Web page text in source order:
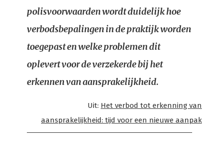
polisvoorwaarden wordt duidelijk hoe
verbodsbepalingen in de praktijk worden
toegepast en welke problemen dit
oplevert voor de verzekerde bij het
erkennen van aansprakelijkheid.
Uit: Het verbod tot erkenning van
aansprakelijkheid: tijd voor een nieuwe aanpak